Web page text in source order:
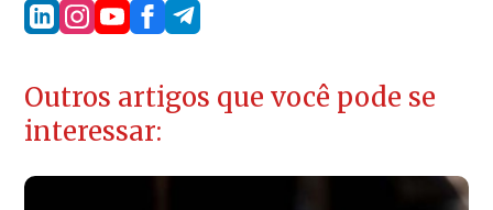
Outros artigos que você pode se
interessar: